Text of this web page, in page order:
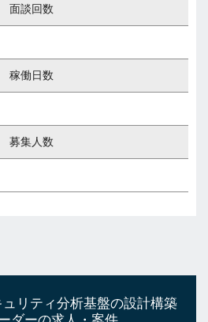
面談回数
稼働日数
募集人数
ュリティ分析基盤の設計構築